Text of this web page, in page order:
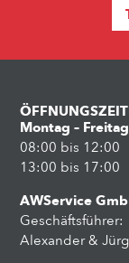
AWService
Geschäftsführer:
Alexander &
Montag –
08:00 bis 12:00
13:00 bis 17:00